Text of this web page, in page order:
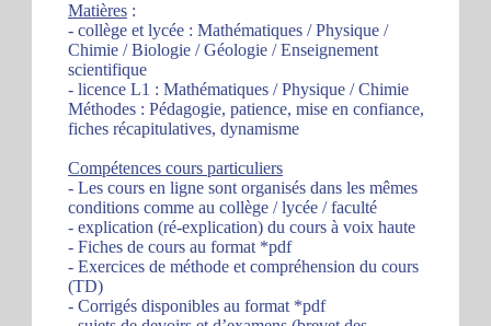
Matières :
- collège et lycée : Mathématiques / Physique /
Chimie / Biologie / Géologie / Enseignement
scientifique
- licence L1 : Mathématiques / Physique / Chimie
Méthodes : Pédagogie, patience, mise en confiance,
fiches récapitulatives, dynamisme
Compétences cours particuliers
- Les cours en ligne sont organisés dans les mêmes
conditions comme au collège / lycée / faculté
- explication (ré-explication) du cours à voix haute
- Fiches de cours au format *pdf
- Exercices de méthode et compréhension du cours
(TD)
- Corrigés disponibles au format *pdf